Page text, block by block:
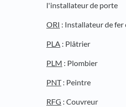
l'installateur de porte
ORI : Installateur de
PLA : Plâtrier
PLM : Plombier
PNT: Peintre
RFG : Couvreur